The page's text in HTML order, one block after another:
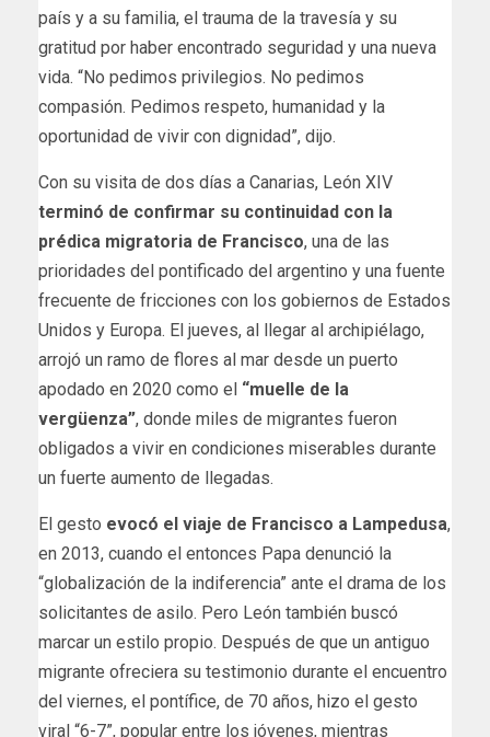
país y a su familia, el trauma de la travesía y su
gratitud por haber encontrado seguridad y una nueva
vida. “No pedimos privilegios. No pedimos
compasión. Pedimos respeto, humanidad y la
oportunidad de vivir con dignidad”, dijo.
Con su visita de dos días a Canarias, León XIV
terminó de confirmar su continuidad con la
prédica migratoria de Francisco, una de las
prioridades del pontificado del argentino y una fuente
frecuente de fricciones con los gobiernos de Estados
Unidos y Europa. El jueves, al llegar al archipiélago,
arrojó un ramo de flores al mar desde un puerto
apodado en 2020 como el “muelle de la
vergüenza”, donde miles de migrantes fueron
obligados a vivir en condiciones miserables durante
un fuerte aumento de llegadas.
El gesto evocó el viaje de Francisco a Lampedusa,
en 2013, cuando el entonces Papa denunció la
“globalización de la indiferencia” ante el drama de los
solicitantes de asilo. Pero León también buscó
marcar un estilo propio. Después de que un antiguo
migrante ofreciera su testimonio durante el encuentro
del viernes, el pontífice, de 70 años, hizo el gesto
viral “6-7”, popular entre los jóvenes, mientras